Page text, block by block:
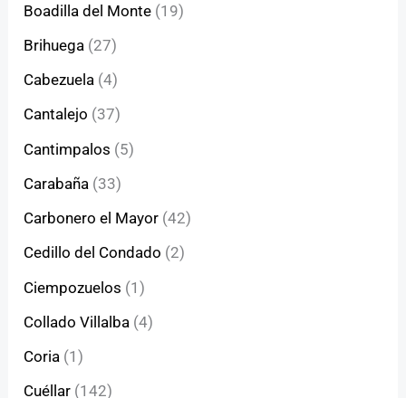
Boadilla del Monte (19)
Brihuega (27)
Cabezuela (4)
Cantalejo (37)
Cantimpalos (5)
Carabaña (33)
Carbonero el Mayor (42)
Cedillo del Condado (2)
Ciempozuelos (1)
Collado Villalba (4)
Coria (1)
Cuéllar (142)